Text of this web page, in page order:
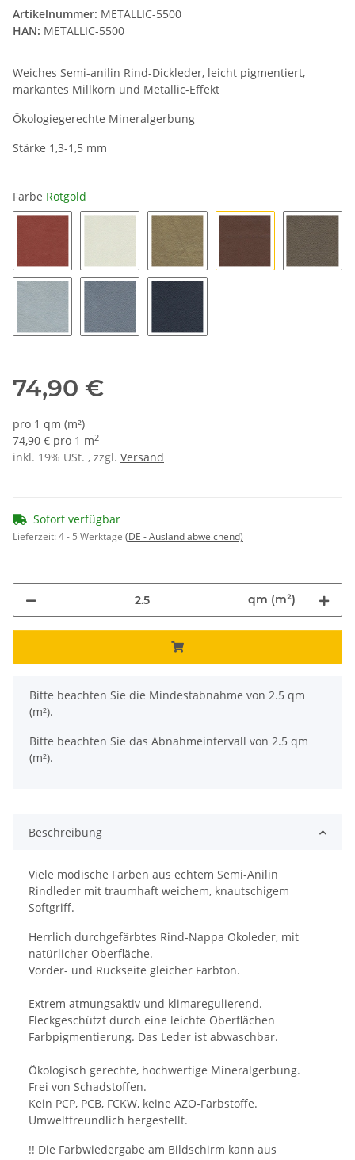
Artikelnummer: METALLIC-5500
HAN: METALLIC-5500
Weiches Semi-anilin Rind-Dickleder, leicht pigmentiert,
markantes Millkorn und Metallic-Effekt
Ökologiegerechte Mineralgerbung
Stärke 1,3-1,5 mm
Farbe Rotgold
Lobster Perle Gelb gold
74,90 €
pro 1 qm (m²)
74,90 € pro 1 m2
inkl. 19% USt. , zzgl. Versand
Sofort verfügbar
Lieferzeit:4 - 5 Werktage (DE - Ausland abweichend)
qm (m²)
x
Bitte beachten Sie die Mindestabnahme von 2.5 qm
(m²).
Bitte beachten Sie das Abnahmeintervall von 2.5 qm
(m²).
Beschreibung
Viele modische Farben aus echtem Semi-Anilin
Rindleder mit traumhaft weichem, knautschigem
Softgriff.
Herrlich durchgefärbtes Rind-Nappa Ökoleder, mit
natürlicher Oberfläche.
Vorder- und Rückseite gleicher Farbton.
Extrem atmungsaktiv und klimaregulierend.
Fleckgeschützt durch eine leichte Oberflächen
Farbpigmentierung. Das Leder ist abwaschbar.
Ökologisch gerechte, hochwertige Mineralgerbung.
Frei von Schadstoffen.
Kein PCP, PCB, FCKW, keine AZO-Farbstoffe.
Umweltfreundlich hergestellt.
!! Die Farbwiedergabe am Bildschirm kann aus